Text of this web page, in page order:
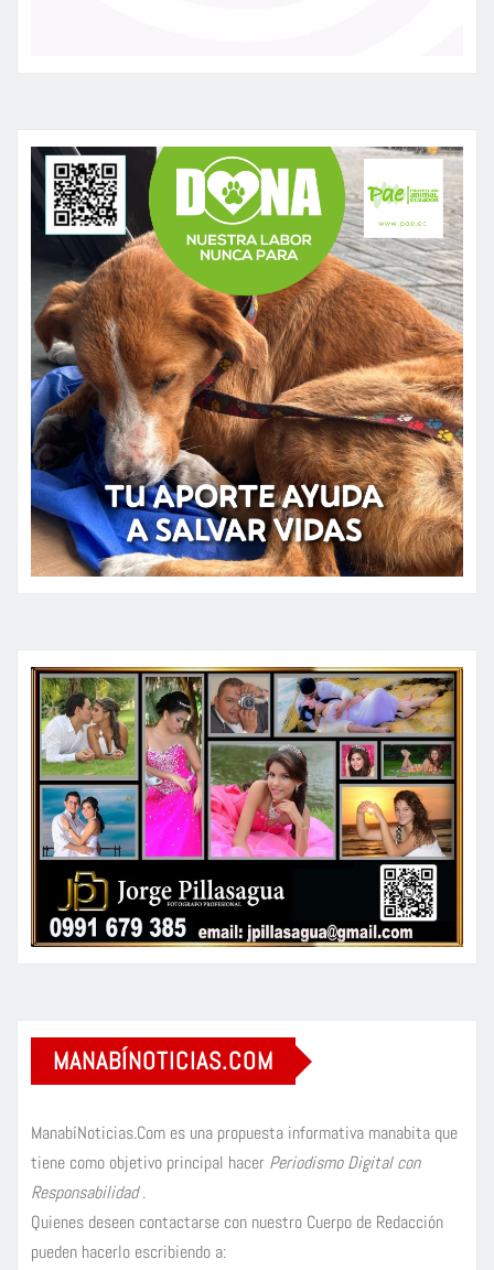
MANABÍNOTICIAS.COM
ManabíNoticias.Com es una propuesta informativa manabita que
tiene como objetivo principal hacer Periodismo Digital con
Responsabilidad.
Quienes deseen contactarse con nuestro Cuerpo de Redacción
pueden hacerlo escribiendo a: